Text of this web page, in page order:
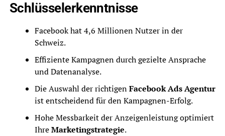
Schlüsselerkenntnisse
Facebook hat 4,6 Millionen Nutzer in der
Schweiz.
Effiziente Kampagnen durch gezielte Ansprache
und Datenanalyse.
Die Auswahl der richtigenFacebook Ads Agentur
ist entscheidend für den Kampagnen-Erfolg.
Hohe Messbarkeit der Anzeigenleistung optimiert
IhreMarketingstrategie.